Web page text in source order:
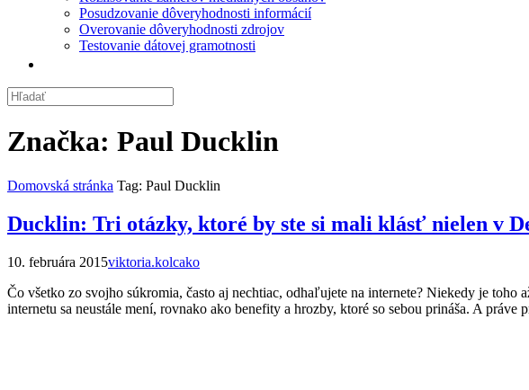
Posudzovanie dôveryhodnosti informácií
Overovanie dôveryhodnosti zdrojov
Testovanie dátovej gramotnosti
Značka: Paul Ducklin
Domovská stránka Tag: Paul Ducklin
Ducklin: Tri otázky, ktoré by ste si mali klásť nielen v
10. februára 2015viktoria.kolcako
Čo všetko zo svojho súkromia, často aj nechtiac, odhaľujete na internete? Niekedy je
internetu sa neustále mení, rovnako ako benefity a hrozby, ktoré so sebou prináša. A práve